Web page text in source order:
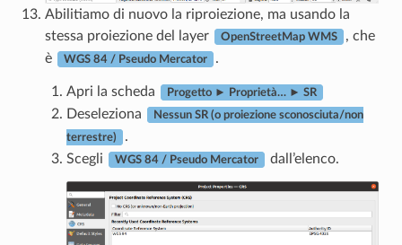
Abilitiamo di nuovo la riproiezione, ma usando la
stessa proiezione del layer
OpenStreetMap WMS
, che
è
WGS 84 / Pseudo Mercator .
Apri la scheda Progetto ► Proprietà… ► SR
Deseleziona Nessun SR (o proiezione sconosciuta/non
terrestre)
.
Scegli
WGS 84 / Pseudo Mercator dall’elenco.